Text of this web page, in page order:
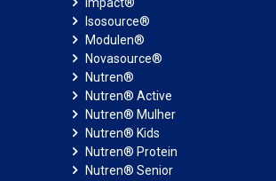
Isosource®
Modulen®
Novasource®
Nutren®
Nutren® Active
Nutren® Mulher
Nutren® Kids
Nutren® Protein
Nutren® Senior